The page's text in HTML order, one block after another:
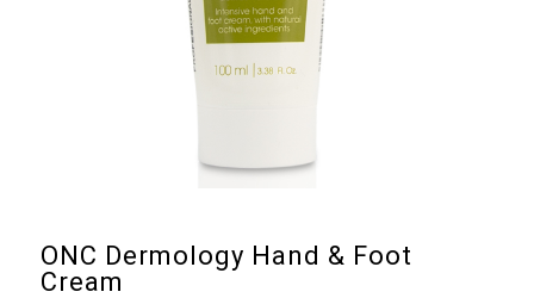
ONC Dermology Hand & Foot
Cream